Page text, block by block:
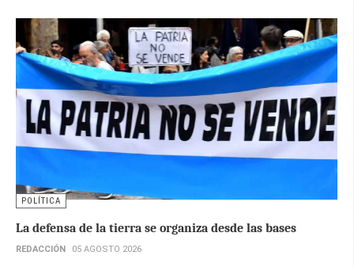
POLÍTICA
La defensa de la tierra se organiza desde las bases
REDACCIÓN 05 AGOSTO 2026